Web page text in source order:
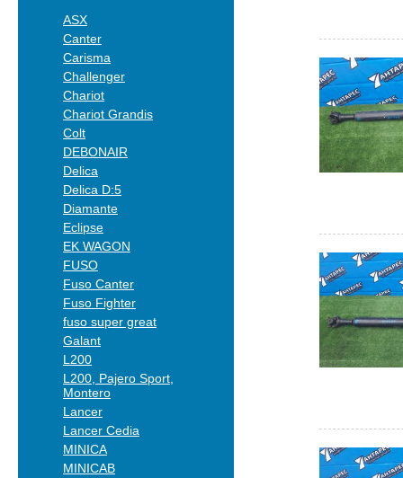
ASX
Canter
Carisma
Challenger
Chariot
Chariot Grandis
Colt
DEBONAIR
Delica
Delica D:5
Diamante
Eclipse
EK WAGON
FUSO
Fuso Canter
Fuso Fighter
fuso super great
Galant
L200
L200, Pajero Sport,
Montero
Lancer
Lancer Cedia
MINICA
MINICAB